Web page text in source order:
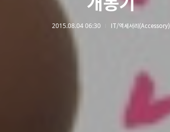
2015.08.04 06:30 IT/액세서리(Accessory)